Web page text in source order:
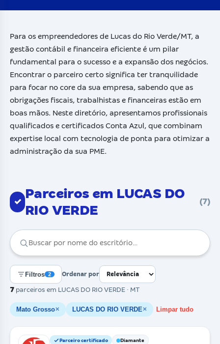
Para os empreendedores de Lucas do Rio Verde/MT, a
gestão contábil e financeira eficiente é um pilar
fundamental para o sucesso e a expansão dos negócios.
Encontrar o parceiro certo significa ter tranquilidade
para focar no core da sua empresa, sabendo que as
obrigações fiscais, trabalhistas e financeiras estão em
boas mãos. Neste diretório, apresentamos profissionais
qualificados e certificados Conta Azul, que combinam
expertise local com tecnologia de ponta para otimizar a
administração da sua PME.
✓
Parceiros em LUCAS DO
RIO VERDE
(7)
Filtros 2
7 parceiros em LUCAS DO RIO VERDE · MT
Ordenar por
Mato Grosso✕ LUCAS DO RIO VERDE✕ Limpar tudo
Parceiro certificado Diamante